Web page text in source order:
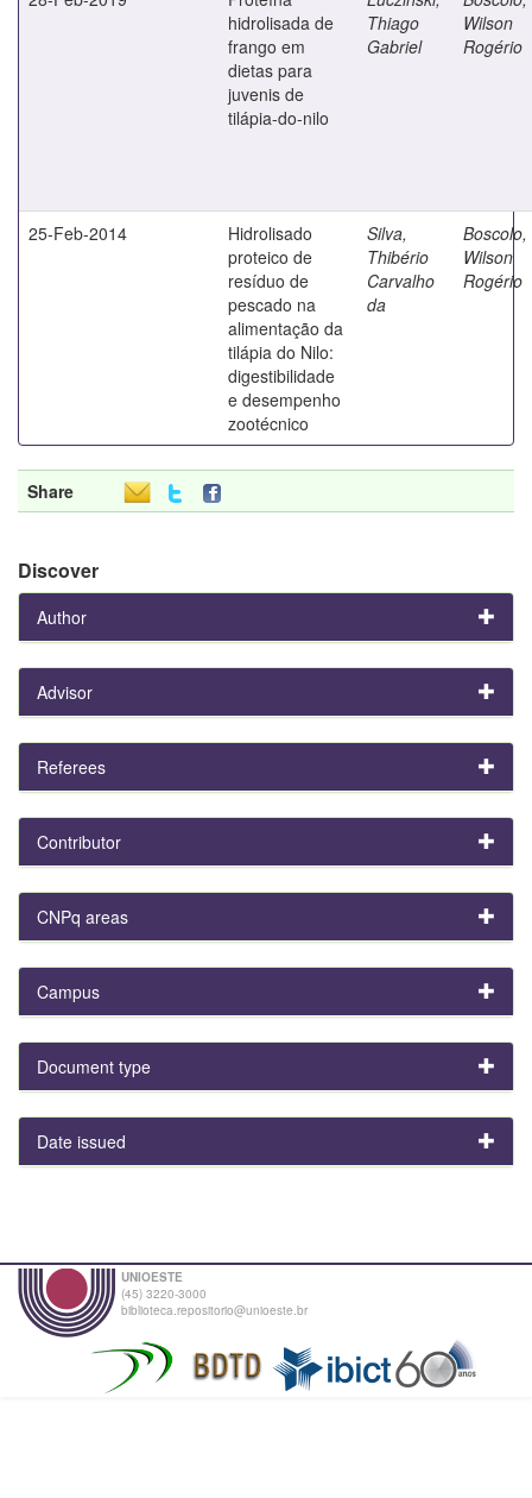
hidrolisada de
frango em
dietas para
juvenis de
tilápia-do-nilo
Thiago
Gabriel
Wilson
Rogério
25-Feb-2014
Hidrolisado
proteico de
resíduo de
pescado na
alimentação da
tilápia do Nilo:
digestibilidade
e desempenho
zootécnico
Silva,
Thibério
Carvalho
da
Boscolo,
Wilson
Rogério
Share
Discover
Author
Advisor
Referees
Contributor
CNPq areas
Campus
Document type
Date issued
UNIOESTE
(45) 3220-3000
biblioteca.repositorio@unioeste.br